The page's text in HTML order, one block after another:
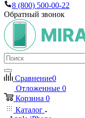
8 (800) 500-00-22
Обратный звонок
Сравнение0
Отложенные 0
Корзина 0
Каталог